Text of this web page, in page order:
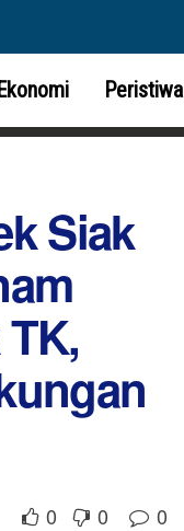
Peristiwa
Siak
0 0 0